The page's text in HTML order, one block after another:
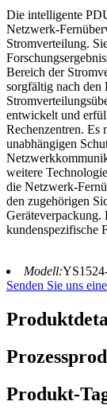
Die intelligente
Netzwerk-
Stromverteilung.
Bereich der
sorgfältig nach den
entwickelt und
Rechenzentren. Es
unabhängigen
weitere
die Netzwerk-
den zugehörigen
Geräteverpackung.
kundenspezifische
Modell:
Senden Sie uns
Produkt-